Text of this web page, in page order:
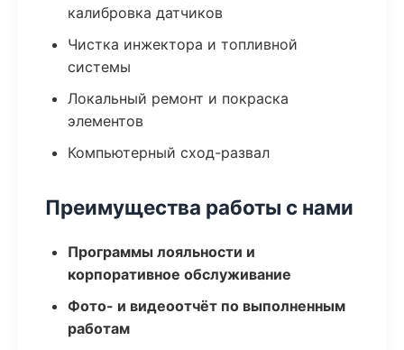
калибровка датчиков
Чистка инжектора и топливной
системы
Локальный ремонт и покраска
элементов
Компьютерный сход-развал
Преимущества работы с нами
Программы лояльности и
корпоративное обслуживание
Фото- и видеоотчёт по выполненным
работам